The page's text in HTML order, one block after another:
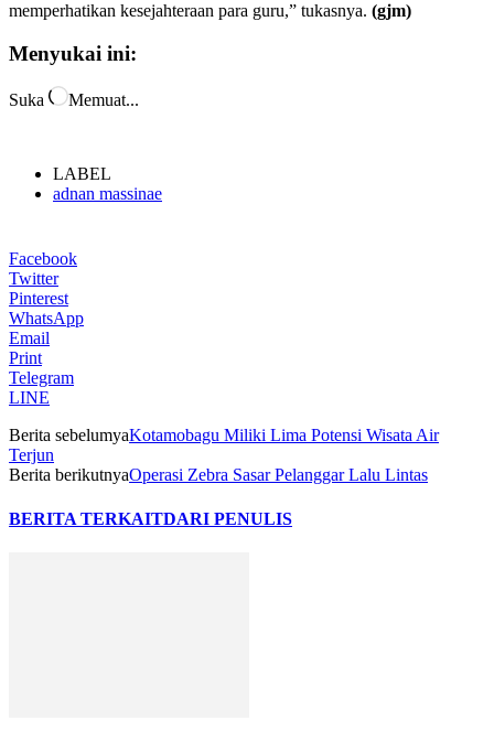
memperhatikan kesejahteraan para guru,” tukasnya. (gjm)
Menyukai ini:
Suka Memuat...
LABEL
adnan massinae
Facebook
Twitter
Pinterest
WhatsApp
Email
Print
Telegram
LINE
Berita sebelumyaKotamobagu Miliki Lima Potensi Wisata Air
Terjun
Berita berikutnyaOperasi Zebra Sasar Pelanggar Lalu Lintas
BERITA TERKAITDARI PENULIS